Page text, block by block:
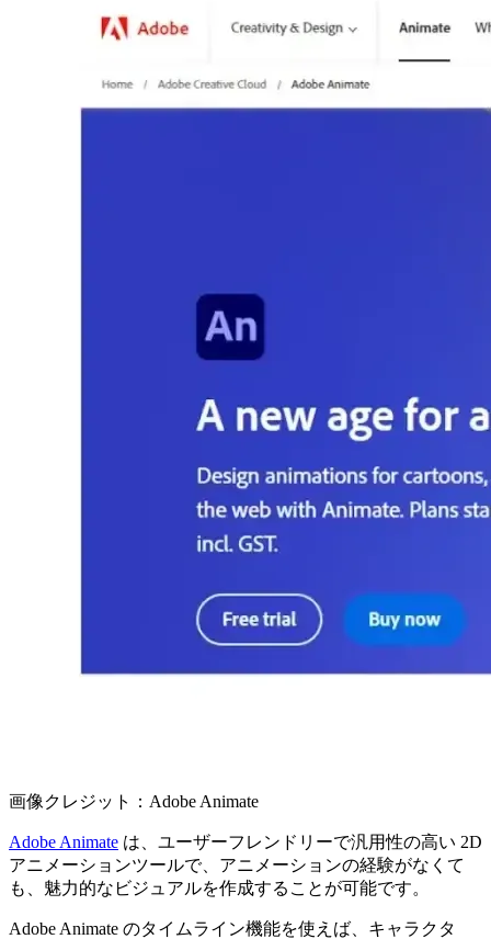
画像クレジット：Adobe Animate
Adobe Animate は、ユーザーフレンドリーで汎用性の高い 2D
アニメーションツールで、アニメーションの経験がなくて
も、魅力的なビジュアルを作成することが可能です。
Adobe Animate のタイムライン機能を使えば、キャラクタ